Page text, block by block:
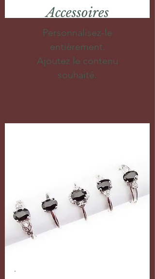
Accessoires
Personnalisez-le
entièrement.
Ajoutez le contenu
souhaité.